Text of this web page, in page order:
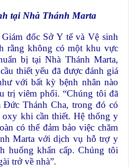
tại Nhà Thánh Marta
đốc Sở Y tế và Vệ sinh
rằng không có một khu vực
bị tại Nhà Thánh Marta,
thiết yếu đã được đánh giá
với bất kỳ bệnh nhân nào
trị viêm phổi. “Chúng tôi đã
Đức Thánh Cha, trong đó có
oxy khi cần thiết. Hệ thống y
có thể đảm bảo việc chăm
Marta với dịch vụ hỗ trợ y
huống khẩn cấp. Chúng tôi
trở về nhà”.